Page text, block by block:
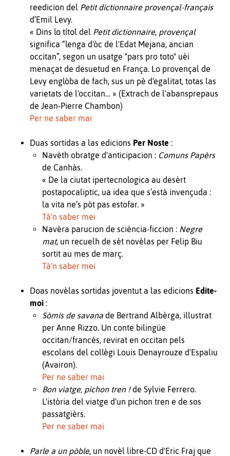
reedicion del Petit dictionnaire provençal-français
d’Emil Levy.
« Dins lo títol del Petit dictionnaire, provençal
significa “lenga d'òc de l'Edat Mejana, ancian
occitan”, segon un usatge "pars pro toto" uèi
menaçat de desuetud en França. Lo provençal de
Levy englòba de fach, sus un pè d'egalitat, totas las
varietats de l'occitan… » (Extrach de l'abansprepaus
de Jean-Pierre Chambon)
Per ne saber mai
Duas sortidas a las edicions Per Noste :
Navèth obratge d'anticipacion : Comuns Papèrs
de Canhàs.
« De la ciutat ipertecnologica au desèrt
postapocaliptic, ua idea que s’està invençuda :
la vita ne’s pòt pas estofar. »
Tà'n saber mei
Navèra parucion de sciéncia-ficcion : Negre
mat, un recuelh de sèt novèlas per Felip Biu
sortit au mes de març.
Tà'n saber mei
Doas novèlas sortidas joventut a las edicions Edite-
moi :
Sòmis de savana de Bertrand Albèrga, illustrat
per Anne Rizzo. Un conte bilingüe
occitan/francés, revirat en occitan pels
escolans del collègi Louis Denayrouze d'Espaliu
(Avairon).
Per ne saber mai
Bon viatge, pichon tren !de Sylvie Ferrero.
L'istòria del viatge d'un pichon tren e de sos
passatgièrs.
Per ne saber mai
Parle a un pòble, un novèl libre-CD d'Eric Fraj que